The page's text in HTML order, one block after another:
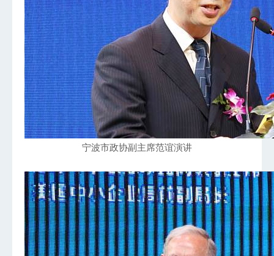
宁波市政协副主席范谊演讲